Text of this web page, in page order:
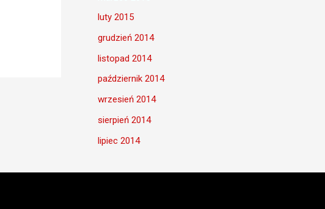
luty 2015
grudzień 2014
listopad 2014
październik 2014
wrzesień 2014
sierpień 2014
lipiec 2014